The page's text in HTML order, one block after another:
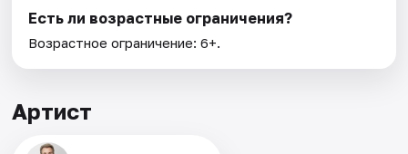
Есть ли возрастные ограничения?
Возрастное ограничение: 6+.
Артист